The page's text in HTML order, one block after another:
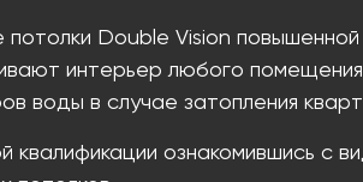
Double Vision повышенной
интерьер любого
воды в случае затопления
квалификации ознакомившись с